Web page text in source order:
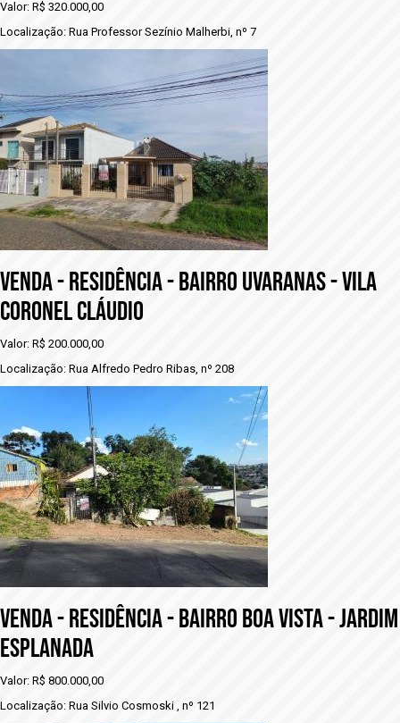
Valor: R$ 320.000,00
Localização: Rua Professor Sezínio Malherbi, nº 7
vENDA - RESIDÊNCIA - BAIRRO UVARANAS - VILA
CORONEL CLÁUDIO
Valor: R$ 200.000,00
Localização: Rua Alfredo Pedro Ribas, nº 208
vENDA - RESIDÊNCIA - BAIRRO BOA VISTA - JARDIM
ESPLANADA
Valor: R$ 800.000,00
Localização: Rua Silvio Cosmoski , nº 121